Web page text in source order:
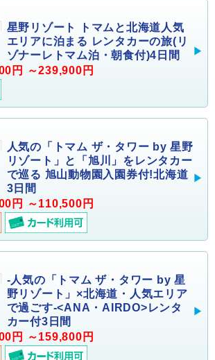
星野リゾート トマムと北海道人気
エリアに泊まる レンタカーの旅(リ
ゾナーレトマム泊・朝食付)4日間
円 ～239,900円
人気の「トマム ザ・タワー by 星野
リゾート」と「旭川」をレンタカー
で巡る 旭山動物園入園券付!北海道
3日間
円 ～110,500円
-人気の「トマム ザ・タワー by 星
野リゾート」×北海道・人気エリア
で過ごす-<ANA・AIRDO>レンタ
カー付3日間
円 ～159,800円